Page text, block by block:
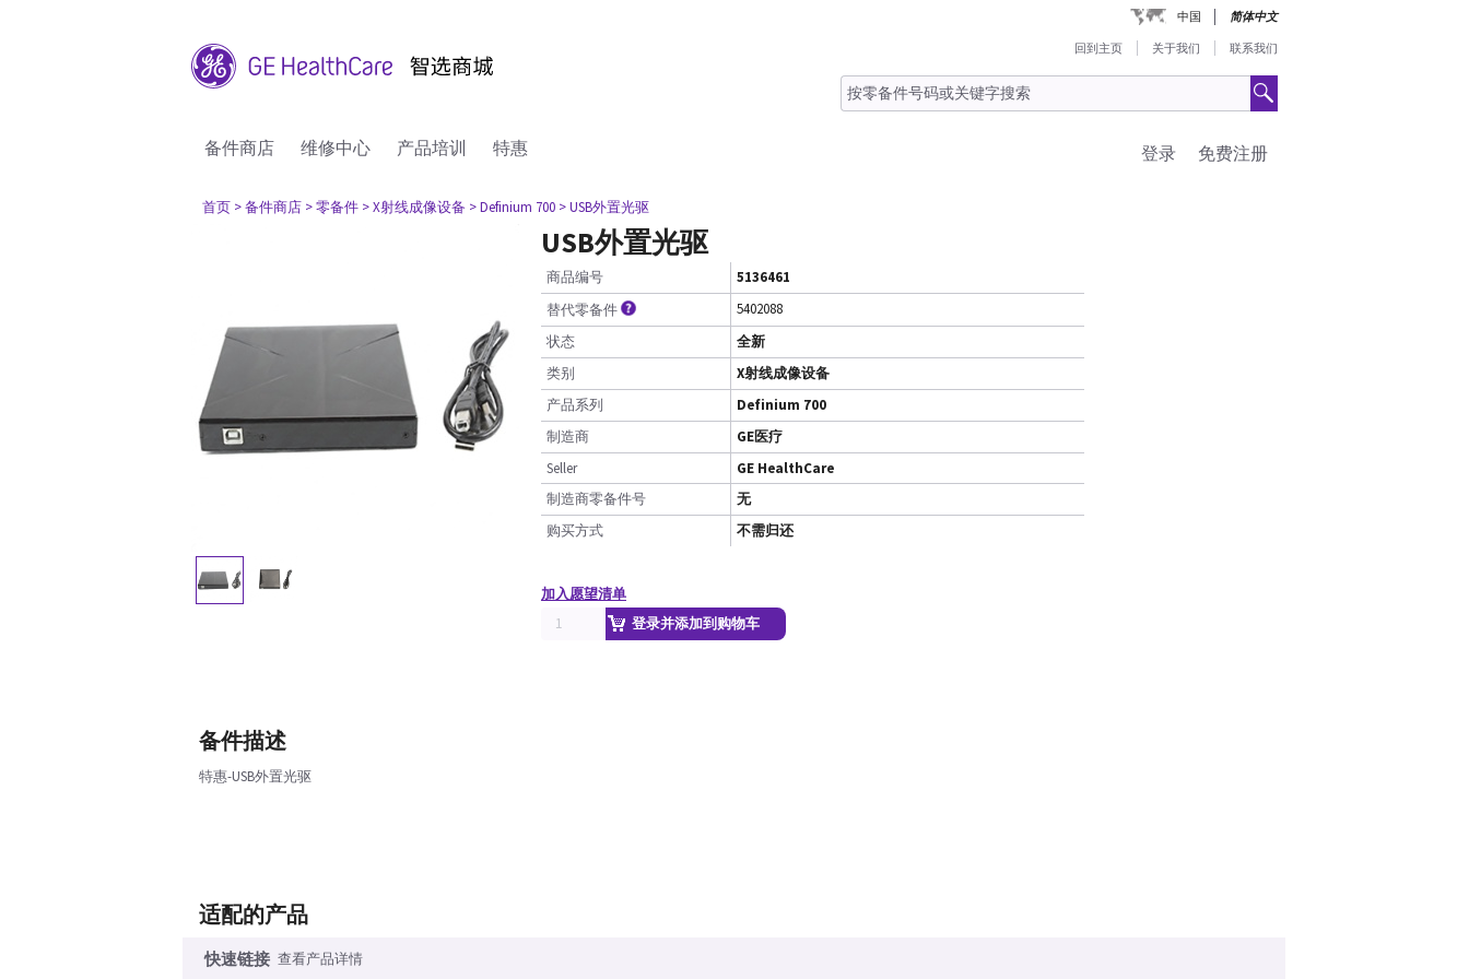
中国 简体中文
回到主页 关于我们 联系我们
备件商店 维修中心 产品培训 特惠 免费注册
登录
首页 > 备件商店 > 零备件 > X射线成像设备 > Definium 700 > USB外置光驱
USB外置光驱
商品编号
5136461
替代零备件
5402088
状态
全新
类别
X射线成像设备
产品系列
Definium 700
制造商
GE医疗
Seller
GE HealthCare
制造商零备件号
无
购买方式
不需归还
加入愿望清单
登录并添加到购物车
备件描述
特惠-USB外置光驱
适配的产品
快速链接 查看产品详情